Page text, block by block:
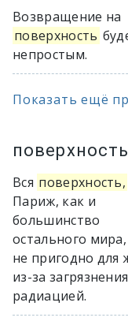
Возвращение на
поверхность
непростым.
Показать ещё
поверхность
Вся поверхность,
Париж, как и
большинство
остального
не пригодно для
из-за загрязнения
радиацией.